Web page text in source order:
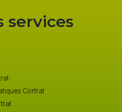
services
Cortrat